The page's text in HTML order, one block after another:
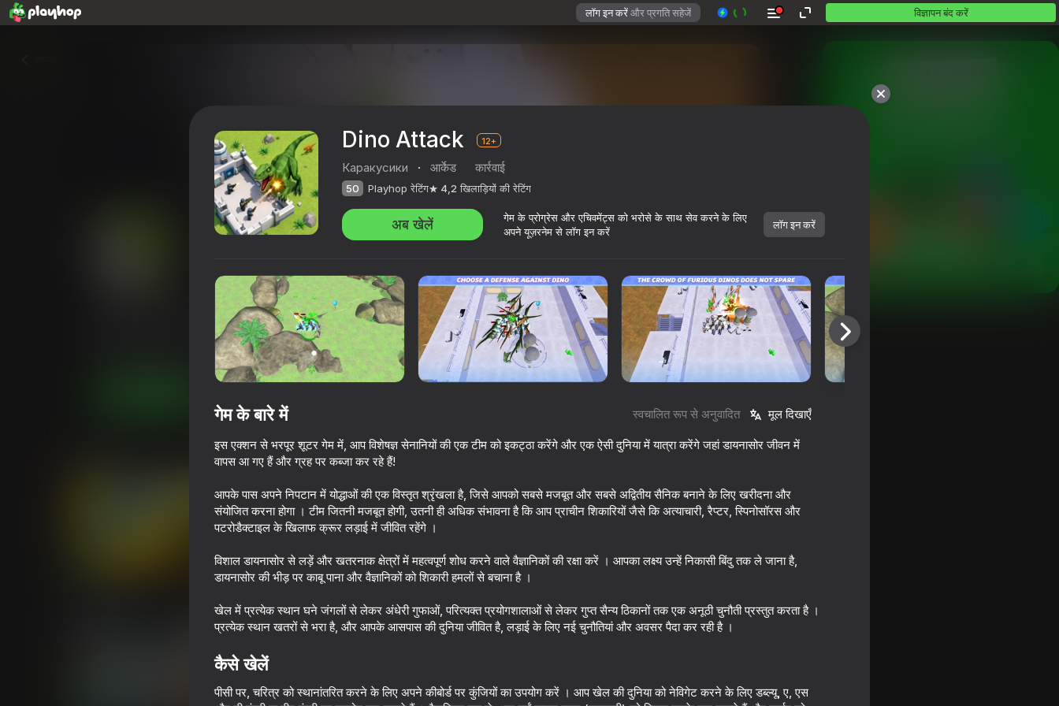
लॉग इन करेंऔर प्रगति सहेजें विज्ञापन बंद करें
4,2 खिलाड़ियों की रेटिंग 12+
Каракусики
77
Dominators: Fighting
59 16+
Bank robbery
64 16+
60 67 16+ 63
Dino Attack 12+
Каракусики · आर्केड कार्रवाई
50 Playhop रेटिंग 4,2 खिलाड़ियों की रेटिंग
अब खेलें
गेम के प्रोग्रेस और एचिवमेंट्स को भरोसे के साथ सेव करने के लिए
अपने यूज़रनेम से लॉग इन करें
लॉग इन करें
गेम के बारे में स्वचालित रूप से अनुवादित मूल दिखाएँ
इस एक्शन से भरपूर शूटर गेम में, आप विशेषज्ञ सेनानियों की एक टीम को इकट्ठा करेंगे और एक ऐसी दुनिया में यात्रा करेंगे जहां डायनासोर जीवन में
वापस आ गए हैं और ग्रह पर कब्जा कर रहे हैं!
आपके पास अपने निपटान में योद्धाओं की एक विस्तृत श्रृंखला है, जिसे आपको सबसे मजबूत और सबसे अद्वितीय सैनिक बनाने के लिए खरीदना और
संयोजित करना होगा । टीम जितनी मजबूत होगी, उतनी ही अधिक संभावना है कि आप प्राचीन शिकारियों जैसे कि अत्याचारी, रैप्टर, स्पिनोसॉरस और
पटरोडैक्टाइल के खिलाफ क्रूर लड़ाई में जीवित रहेंगे ।
विशाल डायनासोर से लड़ें और खतरनाक क्षेत्रों में महत्वपूर्ण शोध करने वाले वैज्ञानिकों की रक्षा करें । आपका लक्ष्य उन्हें निकासी बिंदु तक ले जाना है,
डायनासोर की भीड़ पर काबू पाना और वैज्ञानिकों को शिकारी हमलों से बचाना है ।
खेल में प्रत्येक स्थान घने जंगलों से लेकर अंधेरी गुफाओं, परित्यक्त प्रयोगशालाओं से लेकर गुप्त सैन्य ठिकानों तक एक अनूठी चुनौती प्रस्तुत करता है ।
प्रत्येक स्थान खतरों से भरा है, और आपके आसपास की दुनिया जीवित है, लड़ाई के लिए नई चुनौतियां और अवसर पैदा कर रही है ।
कैसे खेलें
पीसी पर, चरित्र को स्थानांतरित करने के लिए अपने कीबोर्ड पर कुंजियों का उपयोग करें । आप खेल की दुनिया को नेविगेट करने के लिए डब्ल्यू, ए, एस